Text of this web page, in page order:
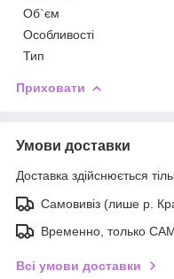
Об`єм
Особливості
Тип
Приховати
Умови доставки
Доставка здійснюється
Самовивіз (лише р.
Временно, только
Всі умови доставки